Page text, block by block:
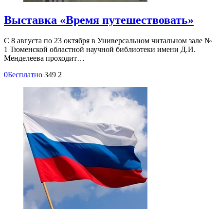
Выставка «Время путешествовать»
С 8 августа по 23 октября в Универсальном читальном зале №
1 Тюменской областной научной библиотеки имени Д.И.
Менделеева проходит…
0Бесплатно 349 2